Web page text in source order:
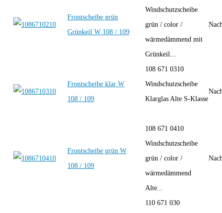
Frontscheibe grün
Grünkeil W 108 / 109
Windschutzscheibe
grün / color /
wärmedämmend mit
Grünkeil...
Frontscheibe klar W
108 / 109
108 671 0310
Windschutzscheibe
Klarglas Alte S-Klasse
Frontscheibe grün W
108 / 109
108 671 0410
Windschutzscheibe
grün / color /
wärmedämmend
Alte...
110 671 030